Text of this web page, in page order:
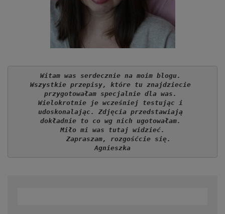
Witam was serdecznie na moim blogu.
Wszystkie przepisy, które tu znajdziecie
przygotowałam specjalnie dla was.
Wielokrotnie je wcześniej testując i
udoskonalając. Zdjęcia przedstawiają
dokładnie to co wg nich ugotowałam.
Miło mi was tutaj widzieć.
   Zapraszam, rozgośćcie się.
Agnieszka